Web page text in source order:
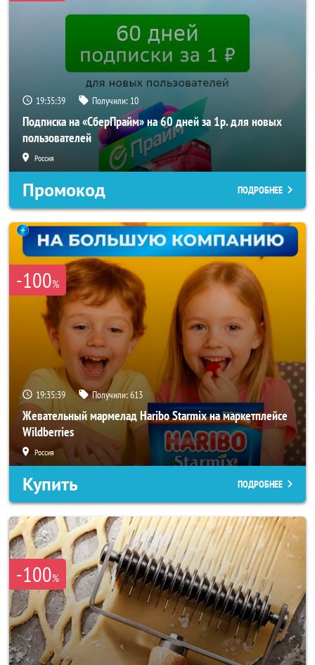
19:35:37 Получили: 10
Подписка на «СберПрайм» на 60 дней за 1р. для новых
пользователей
Россия
Промокод ПОДРОБНЕЕ
-100%
19:35:37 Получили:613
Жевательный мармелад Haribo Starmix на маркетплейсе
Wildberries
Россия
Купить ПОДРОБНЕЕ
-100%